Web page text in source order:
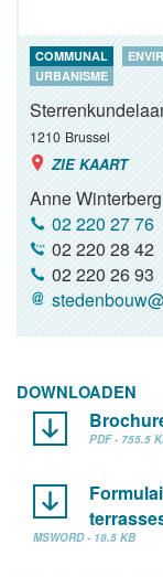
COMMUNAL
URBANISME
1210 Brussel
ZIE KAART
Anne Winterberg
02 220 27 76
02 220 28 42
02 220 26 93
DOWNLOADEN
PDF - 755.5
MSWORD - 18.5 KB